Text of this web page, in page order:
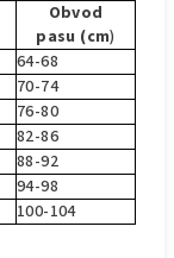
Obvod
pasu (cm)
64-68
70-74
76-80
82-86
88-92
94-98
100-104